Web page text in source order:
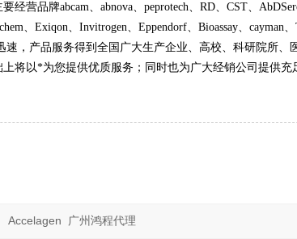
经营品牌abcam、abnova、peprotech、RD、CST、
、Exiqon、Invitrogen、Eppendorf、Bioassay、cayman
速，产品服务得到全国广大生产企业、高校、科研院所
将以*为您提供优质服务；同时也为广大经销公司提供